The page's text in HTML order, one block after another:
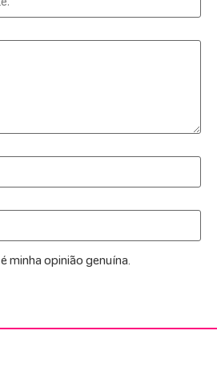
minha opinião genuína.